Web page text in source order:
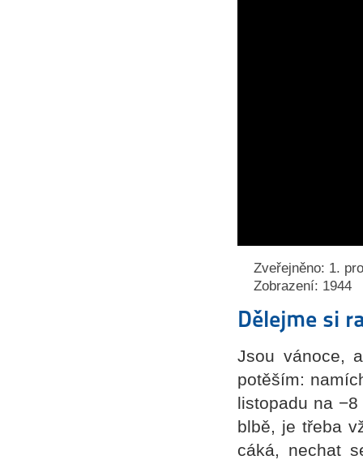
Zveřejněno: 1.
Zobrazení: 1944
Dělejme si
Jsou vánoce,
potěším:
listopadu na
blbě, je třeba
cáká, nechat